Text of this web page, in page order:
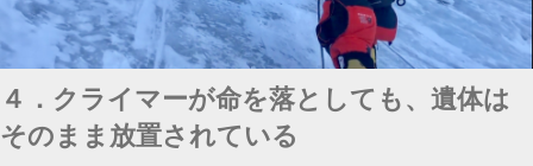
４．クライマーが命を落としても、遺体は
そのまま放置されている